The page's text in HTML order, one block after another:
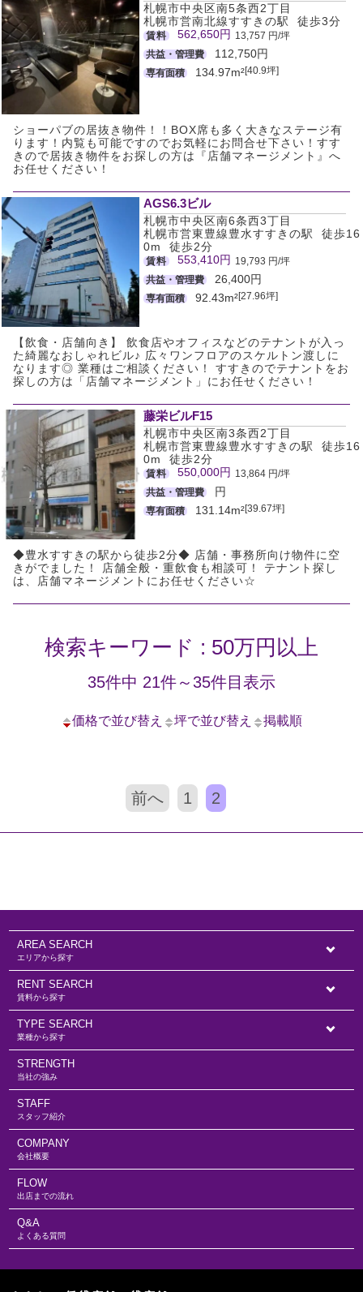
札幌市中央区南5条西2丁目
札幌市営南北線すすきの駅 徒歩3分
賃料 562,650円 13,757 円/坪
共益・管理費
112,750円
専有面積 134.97m²[40.9坪]
ショーパブの居抜き物件！！BOX席も多く大きなステージ有
ります！内覧も可能ですのでお気軽にお問合せ下さい！すす
きので居抜き物件をお探しの方は『店舗マネージメント』へ
お任せください！
AGS6.3ビル
札幌市中央区南6条西3丁目
札幌市営東豊線豊水すすきの駅 徒歩16
0m 徒歩2分
賃料 553,410円 19,793 円/坪
共益・管理費
26,400円
専有面積 92.43m²[27.96坪]
【飲食・店舗向き】 飲食店やオフィスなどのテナントが入っ
た綺麗なおしゃれビル♪ 広々ワンフロアのスケルトン渡しに
なります◎ 業種はご相談ください！ すすきのでテナントをお
探しの方は「店舗マネージメント」にお任せください！
藤栄ビルF15
札幌市中央区南3条西2丁目
札幌市営東豊線豊水すすきの駅 徒歩16
0m 徒歩2分
賃料 550,000円 13,864 円/坪
共益・管理費
円
専有面積 131.14m²[39.67坪]
◆豊水すすきの駅から徒歩2分◆ 店舗・事務所向け物件に空
きがでました！ 店舗全般・重飲食も相談可！ テナント探し
は、店舗マネージメントにお任せください☆
検索キーワード : 50万円以上
35件中 21件～35件目表示
価格で並び替え 坪で並び替え 掲載順
前へ 1 2
エリアから探す
AREA SEARCH
賃料から探す
RENT SEARCH
業種から探す
TYPE SEARCH
当社の強み
STRENGTH
スタッフ紹介
STAFF
会社概要
COMPANY
出店までの流れ
FLOW
よくある質問
Q&A